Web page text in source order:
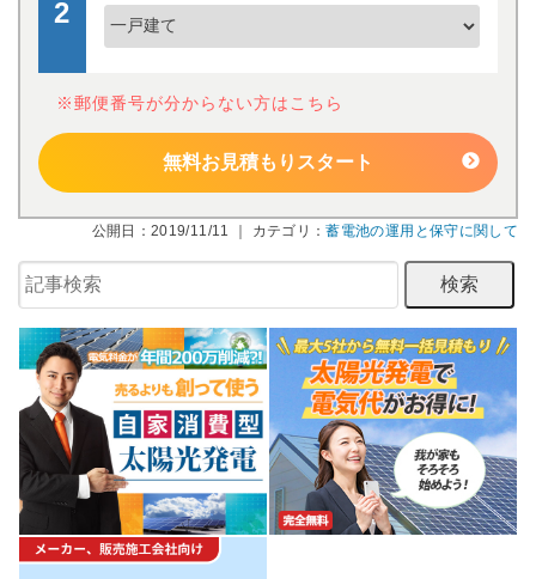
※郵便番号が分からない方はこちら
無料お見積もりスタート
公開日：2019/11/11 ｜ カテゴリ：蓄電池の運用と保守に関して